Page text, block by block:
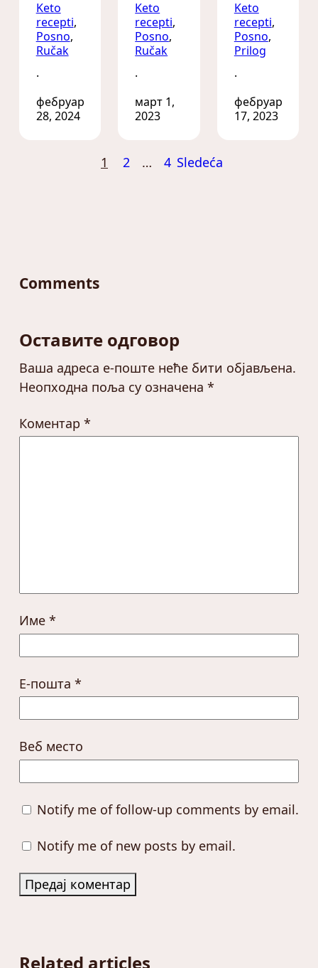
Keto
recepti
Posno
Ručak
·
фебруар
28, 2024
Keto
recepti
Posno
Ručak
·
март 1,
2023
Keto
recepti
Posno
Prilog
·
фебруар
17, 2023
1 2 … 4 Sledeća
Comments
Оставите одговор
Ваша адреса е-поште неће бити објављена.
Неопходна поља су означена *
Коментар *
Име *
Е-пошта *
Веб место
Notify me of follow-up comments by email.
Notify me of new posts by email.
Related articles